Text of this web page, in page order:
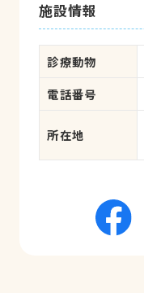
施設情報
診療動物
電話番号
所在地